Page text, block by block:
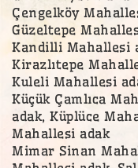
Çengelköy
Güzeltepe
Kandilli Mahallesi
Kirazlıtepe
Kuleli Mahallesi
Küçük Çamlıca
adak, Küplüce
Mahallesi adak
Mimar Sinan